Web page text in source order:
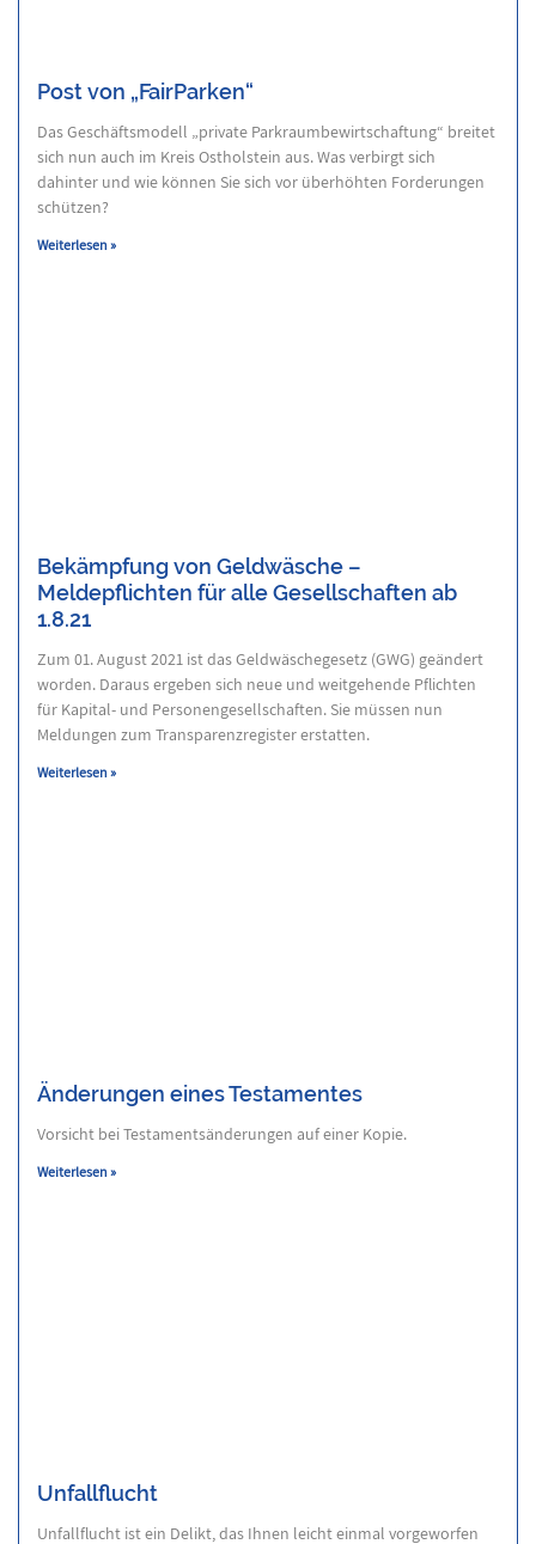
Post von „FairParken“
Das Geschäftsmodell „private Parkraumbewirtschaftung“ breitet
sich nun auch im Kreis Ostholstein aus. Was verbirgt sich
dahinter und wie können Sie sich vor überhöhten Forderungen
schützen?
Weiterlesen »
Bekämpfung von Geldwäsche –
Meldepflichten für alle Gesellschaften ab
1.8.21
Zum 01. August 2021 ist das Geldwäschegesetz (GWG) geändert
worden. Daraus ergeben sich neue und weitgehende Pflichten
für Kapital- und Personengesellschaften. Sie müssen nun
Meldungen zum Transparenzregister erstatten.
Weiterlesen »
Änderungen eines Testamentes
Vorsicht bei Testamentsänderungen auf einer Kopie.
Weiterlesen »
Unfallflucht
Unfallflucht ist ein Delikt, das Ihnen leicht einmal vorgeworfen